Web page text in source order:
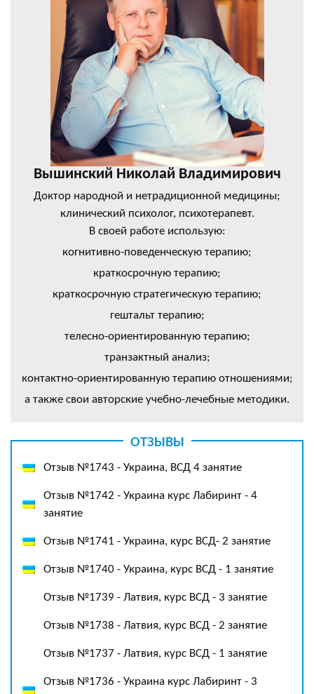
Вышинский Николай Владимирович
Доктор народной и нетрадиционной медицины;
клинический психолог, психотерапевт.
В своей работе использую:
когнитивно-поведенческую терапию;
краткосрочную терапию;
краткосрочную стратегическую терапию;
гештальт терапию;
телесно-ориентированную терапию;
транзактный анализ;
контактно-ориентированную терапию отношениями;
а также свои авторские учебно-лечебные методики.
ОТЗЫВЫ
Отзыв №1743 - Украина, ВСД 4 занятие
Отзыв №1742 - Украина курс Лабиринт - 4
занятие
Отзыв №1741 - Украина, курс ВСД- 2 занятие
Отзыв №1740 - Украина, курс ВСД - 1 занятие
Отзыв №1739 - Латвия, курс ВСД - 3 занятие
Отзыв №1738 - Латвия, курс ВСД - 2 занятие
Отзыв №1737 - Латвия, курс ВСД - 1 занятие
Отзыв №1736 - Украина курс Лабиринт - 3